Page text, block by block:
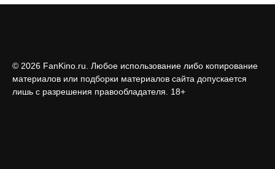
© 2026 FanKino.ru. Любое использование либо копирование
материалов или подборки материалов сайта допускается
лишь с разрешения правообладателя. 18+